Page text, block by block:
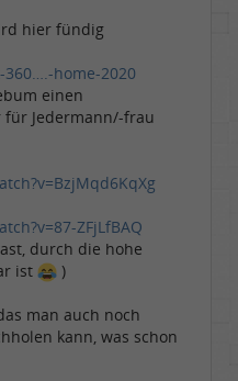
hier fündig
home-2020
einen
für Jedermann/-frau
ZFjLfBAQ
durch die hohe
ist
)
man auch noch
kann, was schon